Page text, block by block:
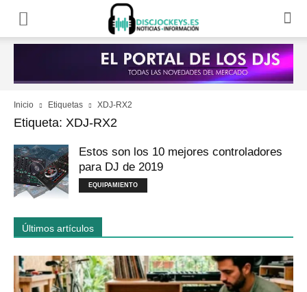
Inicio Etiquetas XDJ-RX2
Etiqueta: XDJ-RX2
Estos son los 10 mejores controladores
para DJ de 2019
EQUIPAMIENTO
Últimos artículos